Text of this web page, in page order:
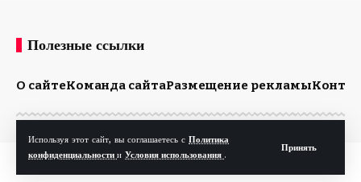
Используя этот сайт, вы соглашаетесь с Политика
конфиденциальности и Условия использования .
Принять
Полезные ссылки
О сайтеКоманда сайтаРазмещение рекламы
© Kp.md. Все права защищены.